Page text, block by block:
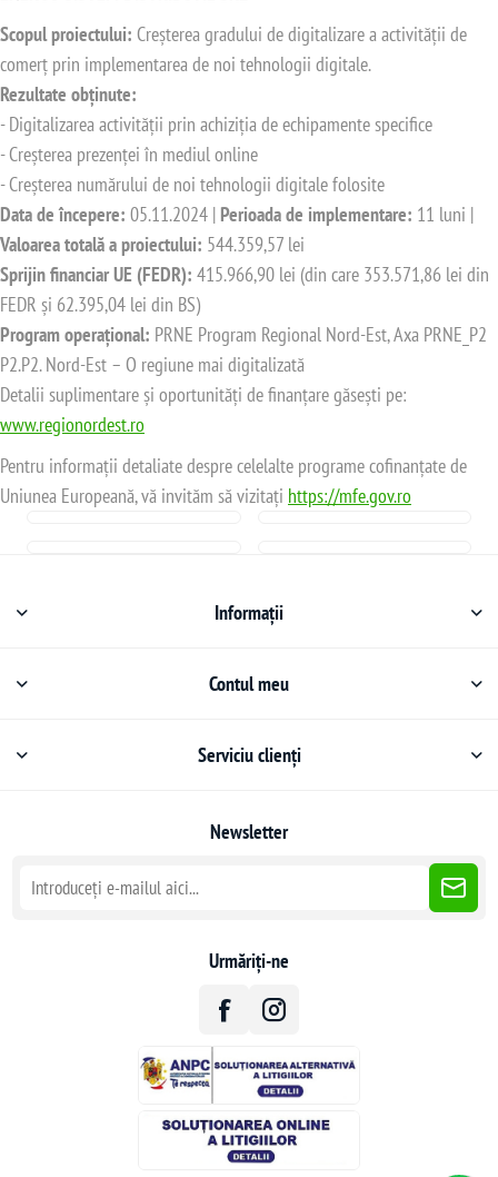
Scopul proiectului: Creșterea gradului de digitalizare a activității de
comerț prin implementarea de noi tehnologii digitale.
Rezultate obținute:
- Digitalizarea activității prin achiziția de echipamente specifice
- Creșterea prezenței în mediul online
- Creșterea numărului de noi tehnologii digitale folosite
Data de începere: 05.11.2024 | Perioada de implementare: 11 luni |
Valoarea totală a proiectului: 544.359,57 lei
Sprijin financiar UE (FEDR): 415.966,90 lei (din care 353.571,86 lei din
FEDR și 62.395,04 lei din BS)
Program operațional: PRNE Program Regional Nord-Est, Axa PRNE_P2
P2.P2. Nord-Est – O regiune mai digitalizată
Detalii suplimentare și oportunități de finanțare găsești pe:
www.regionordest.ro
Pentru informații detaliate despre celelalte programe cofinanțate de
Uniunea Europeană, vă invităm să vizitați https://mfe.gov.ro
Informații
Contul meu
Serviciu clienți
Newsletter
Urmăriți-ne